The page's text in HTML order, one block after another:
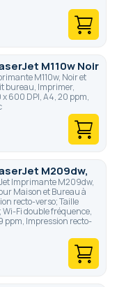
M110w Noir
M110w, Noir et
bureau, Imprimer,
600 DPI, A4, 20 ppm,
M209dw,
Imprimante M209dw,
Maison et Bureau à
recto-verso; Taille
Fi double fréquence,
ppm, Impression recto-